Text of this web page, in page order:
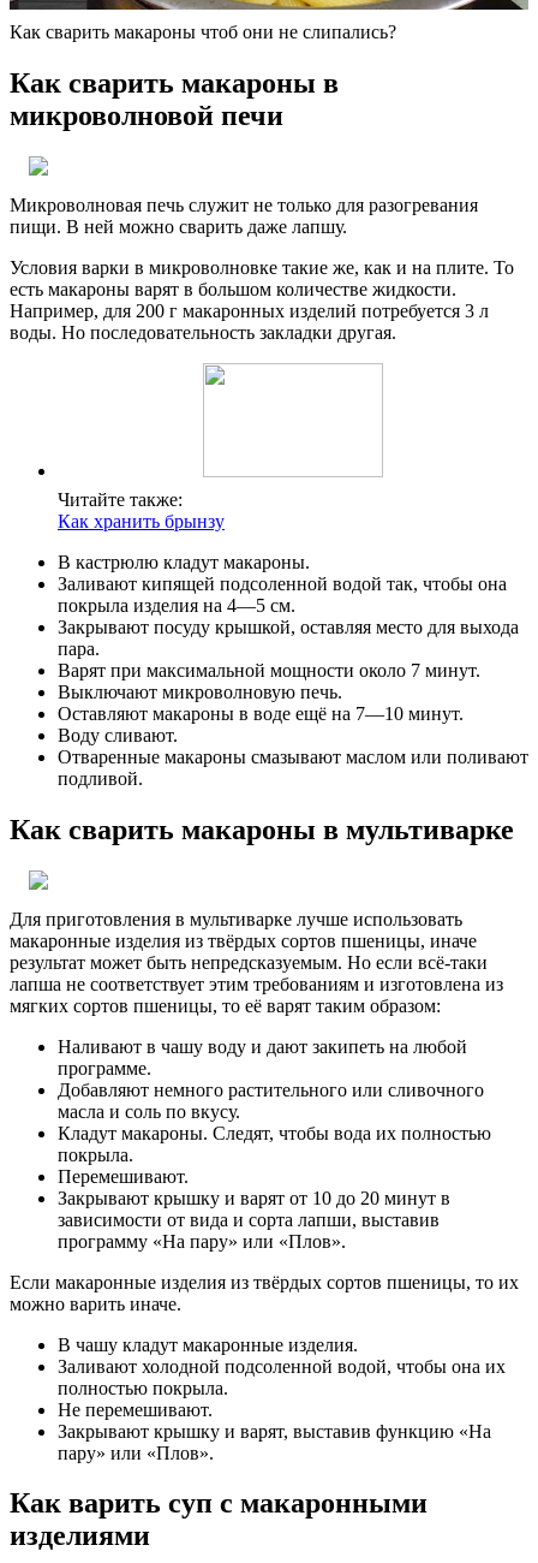
Как сварить макароны чтоб они не слипались?
Как сварить макароны в
микроволновой печи
Микроволновая печь служит не только для разогревания
пищи. В ней можно сварить даже лапшу.
Условия варки в микроволновке такие же, как и на плите. То
есть макароны варят в большом количестве жидкости.
Например, для 200 г макаронных изделий потребуется 3 л
воды. Но последовательность закладки другая.
Читайте также:
Как хранить брынзу
В кастрюлю кладут макароны.
Заливают кипящей подсоленной водой так, чтобы она
покрыла изделия на 4—5 см.
Закрывают посуду крышкой, оставляя место для выхода
пара.
Варят при максимальной мощности около 7 минут.
Выключают микроволновую печь.
Оставляют макароны в воде ещё на 7—10 минут.
Воду сливают.
Отваренные макароны смазывают маслом или поливают
подливой.
Как сварить макароны в мультиварке
Для приготовления в мультиварке лучше использовать
макаронные изделия из твёрдых сортов пшеницы, иначе
результат может быть непредсказуемым. Но если всё-таки
лапша не соответствует этим требованиям и изготовлена из
мягких сортов пшеницы, то её варят таким образом:
Наливают в чашу воду и дают закипеть на любой
программе.
Добавляют немного растительного или сливочного
масла и соль по вкусу.
Кладут макароны. Следят, чтобы вода их полностью
покрыла.
Перемешивают.
Закрывают крышку и варят от 10 до 20 минут в
зависимости от вида и сорта лапши, выставив
программу «На пару» или «Плов».
Если макаронные изделия из твёрдых сортов пшеницы, то их
можно варить иначе.
В чашу кладут макаронные изделия.
Заливают холодной подсоленной водой, чтобы она их
полностью покрыла.
Не перемешивают.
Закрывают крышку и варят, выставив функцию «На
пару» или «Плов».
Как варить суп с макаронными
изделиями